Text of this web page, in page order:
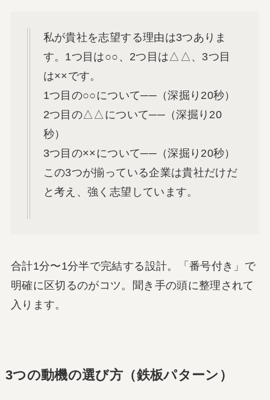
私が貴社を志望する理由は3つありま
す。1つ目は○○、2つ目は△△、3つ目
は××です。
1つ目の○○について──（深掘り20秒）
2つ目の△△について──（深掘り20
秒）
3つ目の××について──（深掘り20秒）
この3つが揃っている企業は貴社だけだ
と考え、強く志望しています。
合計1分〜1分半で完結する設計。「番号付き」で
明確に区切るのがコツ。聞き手の頭に整理されて
入ります。
3つの動機の選び方（鉄板パターン）